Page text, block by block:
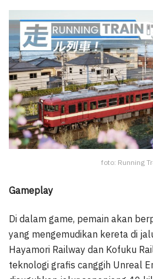
foto: Running
Gameplay
Di dalam game, pemain akan
yang mengemudikan kereta di
Hayamori Railway dan Kofuku
teknologi grafis canggih Unreal